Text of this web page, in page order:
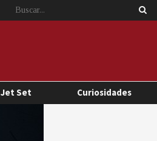
Jet Set Curiosidades